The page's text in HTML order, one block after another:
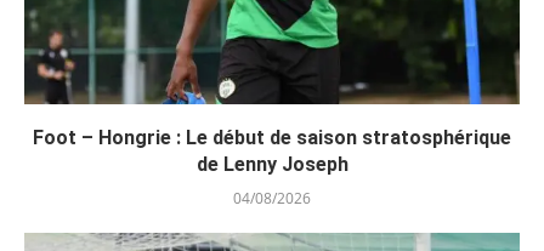
Foot – Hongrie : Le début de saison stratosphérique
de Lenny Joseph
04/08/2026